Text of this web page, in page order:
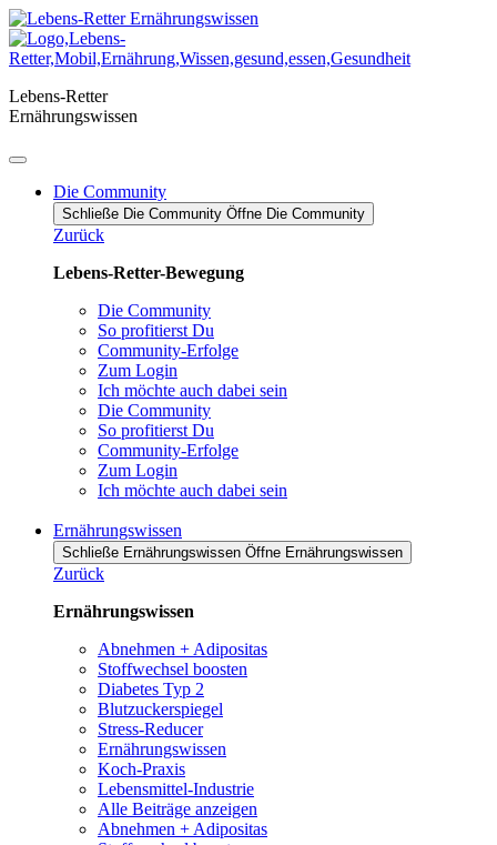
Zum
Inhalt
springen
Lebens-Retter
Ernährungswissen
Die Community
Schließe Die Community Öffne Die Community
Zurück
Lebens-Retter-Bewegung
Die Community
So profitierst Du
Community-Erfolge
Zum Login
Ich möchte auch dabei sein
Die Community
So profitierst Du
Community-Erfolge
Zum Login
Ich möchte auch dabei sein
Ernährungswissen
Schließe Ernährungswissen Öffne Ernährungswissen
Zurück
Ernährungswissen
Abnehmen + Adipositas
Stoffwechsel boosten
Diabetes Typ 2
Blutzuckerspiegel
Stress-Reducer
Ernährungswissen
Koch-Praxis
Lebensmittel-Industrie
Alle Beiträge anzeigen
Abnehmen + Adipositas